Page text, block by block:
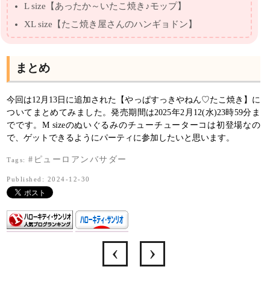
L size【あったか～いたこ焼き♪モップ】
XL size【たこ焼き屋さんのハンギョドン】
まとめ
今回は12月13日に追加された【やっぱすっきやねん♡たこ焼き】に
ついてまとめてみました。発売期間は2025年2月12(水)23時59分ま
でです。M sizeのぬいぐるみのチューチューターコは初登場なの
で、ゲットできるようにパーティに参加したいと思います。
Tags:#ピューロアンバサダー
Published: 2024-12-30